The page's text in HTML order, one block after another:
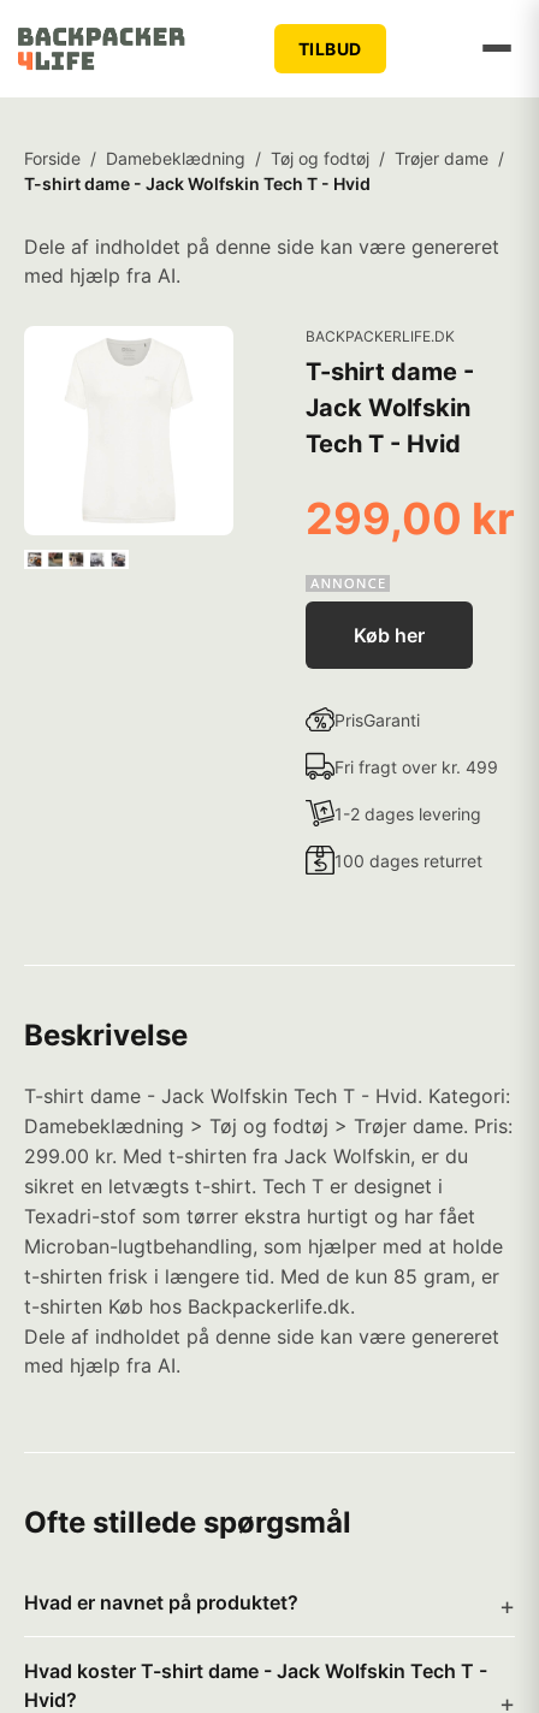
TILBUD
Forside / Damebeklædning / Tøj og fodtøj / Trøjer dame /
T-shirt dame - Jack Wolfskin Tech T - Hvid
Dele af indholdet på denne side kan være genereret
med hjælp fra AI.
BACKPACKERLIFE.DK
T-shirt dame -
Jack Wolfskin
Tech T - Hvid
299,00 kr
Køb her
PrisGaranti
Fri fragt over kr. 499
1-2 dages levering
100 dages returret
Beskrivelse
T-shirt dame - Jack Wolfskin Tech T - Hvid. Kategori:
Damebeklædning > Tøj og fodtøj > Trøjer dame. Pris:
299.00 kr. Med t-shirten fra Jack Wolfskin, er du
sikret en letvægts t-shirt. Tech T er designet i
Texadri-stof som tørrer ekstra hurtigt og har fået
Microban-lugtbehandling, som hjælper med at holde
t-shirten frisk i længere tid. Med de kun 85 gram, er
t-shirten Køb hos Backpackerlife.dk.
Dele af indholdet på denne side kan være genereret
med hjælp fra AI.
Ofte stillede spørgsmål
Hvad er navnet på produktet?
Hvad koster T-shirt dame - Jack Wolfskin Tech T -
Hvid?